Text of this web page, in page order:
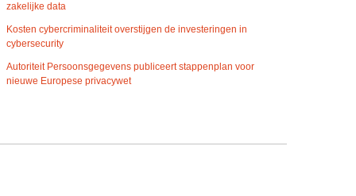
zakelijke data
Kosten cybercriminaliteit overstijgen de investeringen in
cybersecurity
Autoriteit Persoonsgegevens publiceert stappenplan voor
nieuwe Europese privacywet